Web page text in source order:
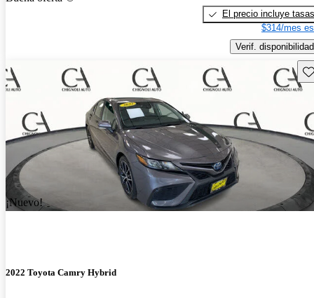
El precio incluye tasas
$314/mes
Verif. disponibilidad
¡Nuevo!
2022 Toyota Camry Hybrid